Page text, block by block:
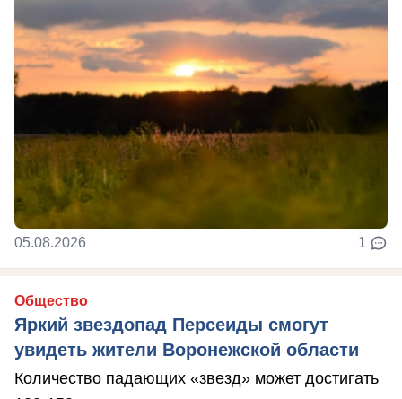
05.08.2026 1
Общество
Яркий звездопад Персеиды смогут
увидеть жители Воронежской области
Количество падающих «звезд» может достигать